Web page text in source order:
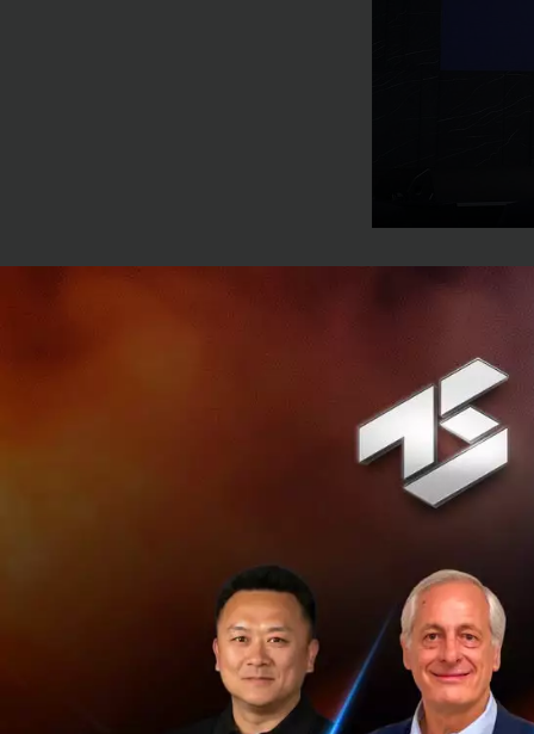
นายประพันธ์ เจ
เข้าใจจากองค์ก
ทางด้าน นางสาว
(องค์การมหาชน)
ยกระดับคุณภาพ
TCELS ซึ่งมีควา
Economy เพื่อให้
การสนับสนุนการ